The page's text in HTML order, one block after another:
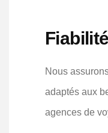
Fiabilité
Nous
adaptés aux
agences de